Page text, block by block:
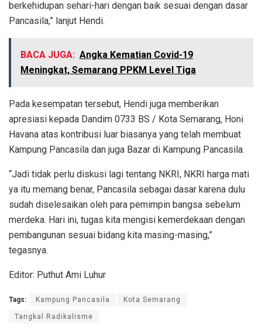
berkehidupan sehari-hari dengan baik sesuai dengan dasar
Pancasila,” lanjut Hendi.
BACA JUGA: Angka Kematian Covid-19
Meningkat, Semarang PPKM Level Tiga
Pada kesempatan tersebut, Hendi juga memberikan
apresiasi kepada Dandim 0733 BS / Kota Semarang, Honi
Havana atas kontribusi luar biasanya yang telah membuat
Kampung Pancasila dan juga Bazar di Kampung Pancasila.
“Jadi tidak perlu diskusi lagi tentang NKRI, NKRI harga mati
ya itu memang benar, Pancasila sebagai dasar karena dulu
sudah diselesaikan oleh para pemimpin bangsa sebelum
merdeka. Hari ini, tugas kita mengisi kemerdekaan dengan
pembangunan sesuai bidang kita masing-masing,”
tegasnya.
Editor: Puthut Ami Luhur
Tags: Kampung Pancasila Kota Semarang
Tangkal Radikalisme